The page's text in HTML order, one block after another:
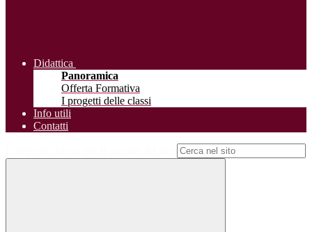
Didattica
Panoramica
Offerta Formativa
I progetti delle classi
Info utili
Contatti